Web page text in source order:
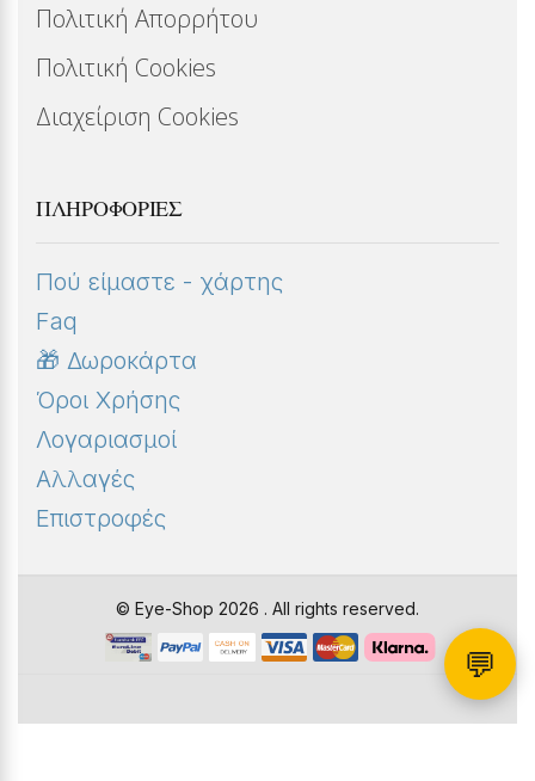
Πολιτική Απορρήτου
Πολιτική Cookies
Διαχείριση Cookies
ΠΛΗΡΟΦΟΡΊΕΣ
Πού είμαστε - χάρτης
Faq
🎁 Δωροκάρτα
Όροι Χρήσης
Λογαριασμοί
Αλλαγές
Επιστροφές
© Eye-Shop 2026 . All rights reserved.
💬